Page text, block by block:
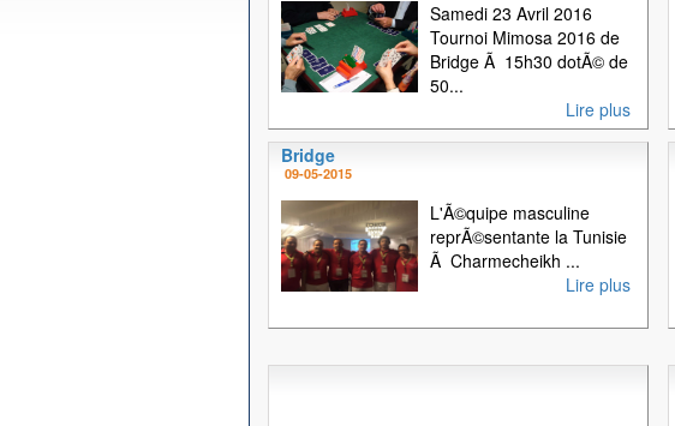
Samedi 23 Avril 2016
Tournoi Mimosa 2016 de
Bridge Ã 15h30 dotÃ© de
50...
Lire plus
Bridge
09-05-2015
L'Ã©quipe masculine
reprÃ©sentante la Tunisie
Ã Charmecheikh ...
Lire plus